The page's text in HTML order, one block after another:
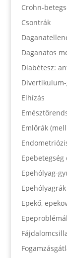
Crohn-
Csontrák
Daganatos
Diabétesz:
Elhízás
Emlőrák
Epebetegség
Epehólyag-
Epehólyagrák
Epekő,